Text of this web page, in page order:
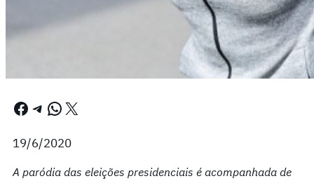
Facebook Telegram WhatsApp X
19/6/2020
A paródia das eleições presidenciais é acompanhada de